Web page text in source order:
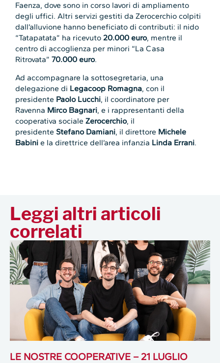
Faenza, dove sono in corso lavori di ampliamento
degli uffici. Altri servizi gestiti da Zerocerchio colpiti
dall’alluvione hanno beneficiato di contributi: il nido
“Tatapatata” ha ricevuto20.000 euro, mentre il
centro di accoglienza per minori “La Casa
Ritrovata”70.000 euro.
Ad accompagnare la sottosegretaria, una
delegazione di Legacoop Romagna, con il
presidente Paolo Lucchi, il coordinatore per
Ravenna Mirco Bagnari, e i rappresentanti della
cooperativa socialeZerocerchio, il
presidente Stefano Damiani, il direttore Michele
Babini e la direttrice dell’area infanzia Linda Errani.
Leggi altri articoli
correlati
LE NOSTRE COOPERATIVE – 21 LUGLIO